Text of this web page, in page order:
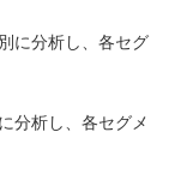
に分析し、各セグ
分析し、各セグメ